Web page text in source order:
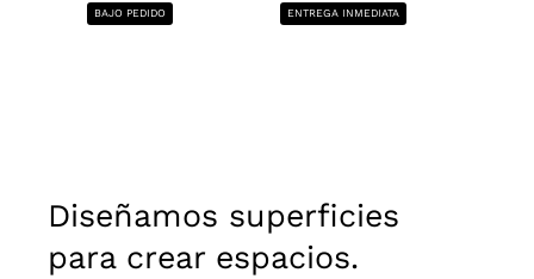
BAJO PEDIDO ENTREGA INMEDIATA
Diseñamos superficies
para crear espacios.